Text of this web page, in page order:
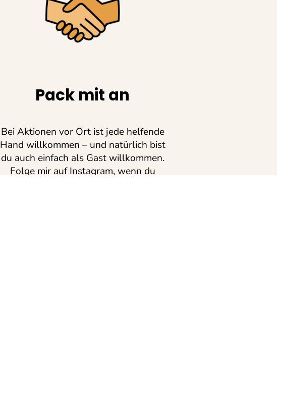
Pack mit an
Bei Aktionen vor Ort ist jede helfende
Hand willkommen – und natürlich bist
du auch einfach als Gast willkommen.
Folge mir auf Instagram, wenn du